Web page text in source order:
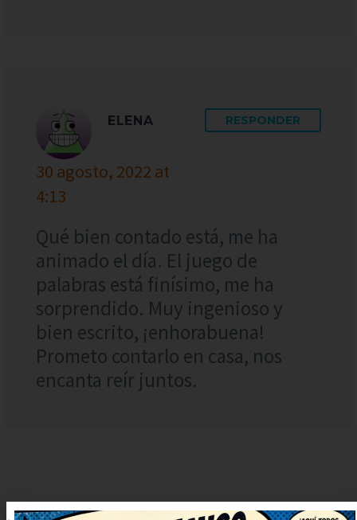
ELENA
30 agosto, 2022 at
4:13
RESPONDER
Qué bien contado está, me ha
animado el día. El juego de
palabras está finísimo, me ha
sorprendido. Muy ingenioso y
bien escrito, ¡enhorabuena!
Prometo contarlo en casa, nos
encanta reír juntos.